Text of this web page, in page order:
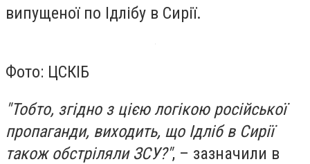
випущеної по Ідлібу в Сирії.
Фото: ЦСКІБ
"Тобто, згідно з цією логікою російської
пропаганди, виходить, що Ідліб в Сирії
також обстріляли ЗСУ?", – зазначили в